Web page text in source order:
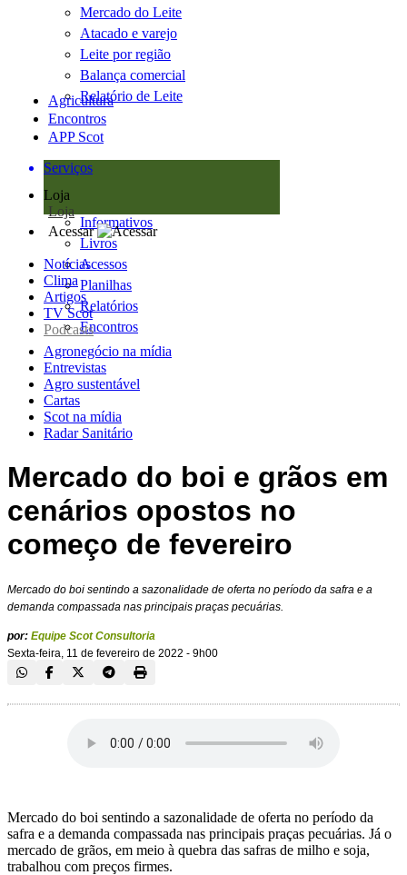
Mercado do Leite
Atacado e varejo
Leite por região
Balança comercial
Relatório de Leite
Agricultura
Encontros
APP Scot
Serviços
Loja
Loja
Informativos
Livros
Acessos
Planilhas
Relatórios
Encontros
Acessar
Notícias
Clima
Artigos
TV Scot
Podcasts
Agronegócio na mídia
Entrevistas
Agro sustentável
Cartas
Scot na mídia
Radar Sanitário
Mercado do boi e grãos em
cenários opostos no
começo de fevereiro
Mercado do boi sentindo a sazonalidade de oferta no período da safra e a
demanda compassada nas principais praças pecuárias.
por: Equipe Scot Consultoria
Sexta-feira, 11 de fevereiro de 2022 - 9h00
Mercado do boi sentindo a sazonalidade de oferta no período da
safra e a demanda compassada nas principais praças pecuárias. Já o
mercado de grãos, em meio à quebra das safras de milho e soja,
trabalhou com preços firmes.